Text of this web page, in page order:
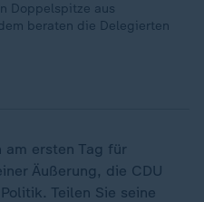
Doppelspitze aus
beraten die Delegierten
am ersten Tag für
Äußerung, die CDU
Teilen Sie seine